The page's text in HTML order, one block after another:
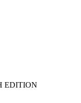
EDITION